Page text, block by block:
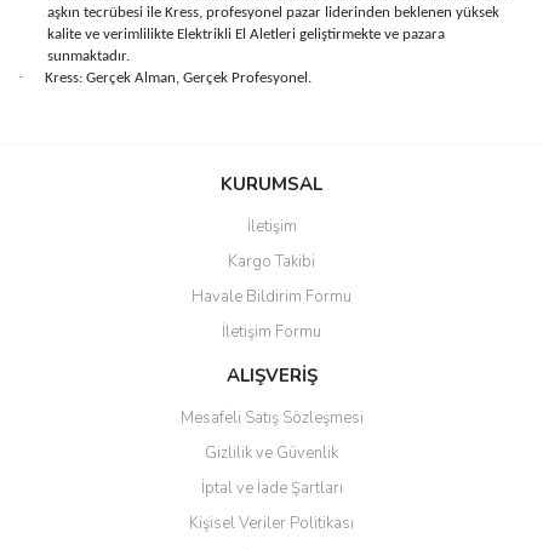
aşkın tecrübesi ile Kress, profesyonel pazar liderinden beklenen yüksek
kalite ve verimlilikte Elektrikli El Aletleri geliştirmekte ve pazara
sunmaktadır.
· Kress: Gerçek Alman, Gerçek Profesyonel.
Bu ürüne ilk yorumu siz yapın!
Ürün resmi kalitesiz, bozuk veya görüntülenemiyor.
Ürün açıklamasında eksik bilgiler bulunuyor.
Ürün bilgilerinde hatalar bulunuyor.
Ürün fiyatı diğer sitelerden daha pahalı.
KURUMSAL
İletişim
Kargo Takibi
Havale Bildirim Formu
İletişim Formu
ALIŞVERİŞ
Mesafeli Satış Sözleşmesi
Gizlilik ve Güvenlik
İptal ve İade Şartları
Kişisel Veriler Politikası